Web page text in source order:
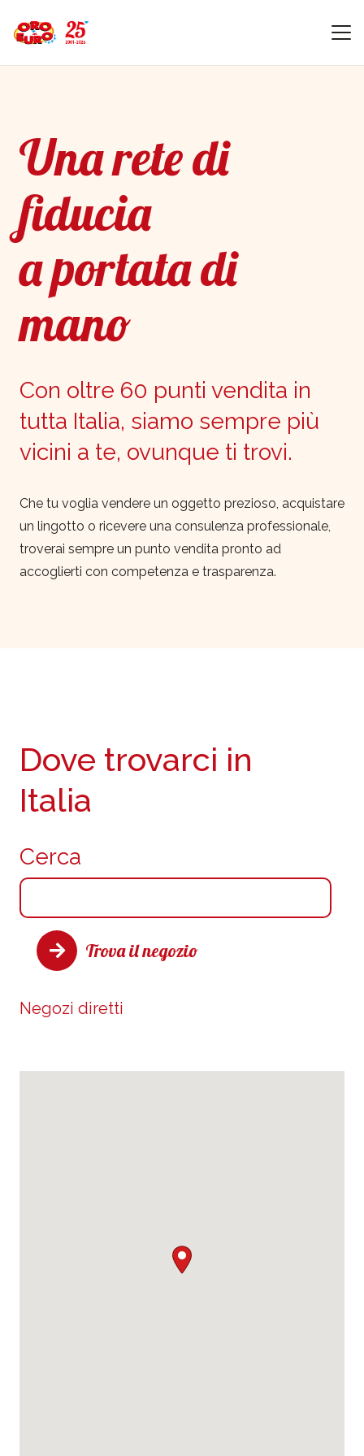
Una rete di
fiducia
a portata di
mano
Con oltre 60 punti vendita in
tutta Italia, siamo sempre più
vicini a te, ovunque ti trovi.
Che tu voglia vendere un oggetto prezioso, acquistare
un lingotto o ricevere una consulenza professionale,
troverai sempre un punto vendita pronto ad
accoglierti con competenza e trasparenza.
Cerca
Trova il negozio
Dove trovarci in
Italia
Negozi diretti